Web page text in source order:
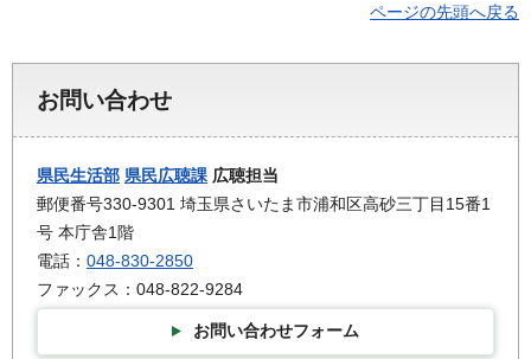
ページの先頭へ戻る
お問い合わせ
県民生活部 県民広聴課 広聴担当
郵便番号330-9301 埼玉県さいたま市浦和区高砂三丁目15番1
号 本庁舎1階
電話： 048-830-2850
ファックス：048-822-9284
お問い合わせフォーム